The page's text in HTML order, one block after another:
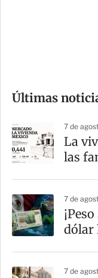
m
a
r
r
Últimas
7 de
La
las
7 de
dólar
7 de